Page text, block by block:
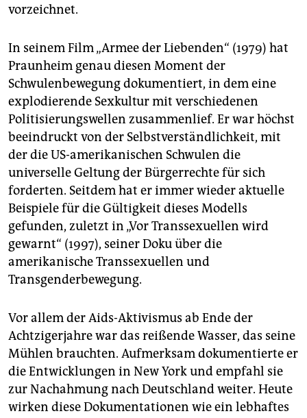
vorzeichnet.
In seinem Film „Armee der Liebenden“ (1979) hat
Praunheim genau diesen Moment der
Schwulenbewegung dokumentiert, in dem eine
explodierende Sexkultur mit verschiedenen
Politisierungswellen zusammenlief. Er war höchst
beeindruckt von der Selbstverständlichkeit, mit
der die US-amerikanischen Schwulen die
universelle Geltung der Bürgerrechte für sich
forderten. Seitdem hat er immer wieder aktuelle
Beispiele für die Gültigkeit dieses Modells
gefunden, zuletzt in „Vor Transsexuellen wird
gewarnt“ (1997), seiner Doku über die
amerikanische Transsexuellen und
Transgenderbewegung.
Vor allem der Aids-Aktivismus ab Ende der
Achtzigerjahre war das reißende Wasser, das seine
Mühlen brauchten. Aufmerksam dokumentierte er
die Entwicklungen in New York und empfahl sie
zur Nachahmung nach Deutschland weiter. Heute
wirken diese Dokumentationen wie ein lebhaftes